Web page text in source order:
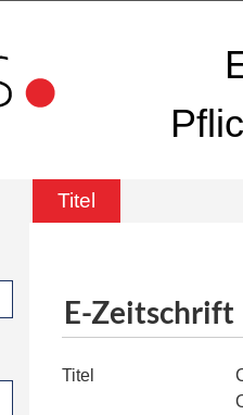
Titel
E-Zeitschrift
Titel